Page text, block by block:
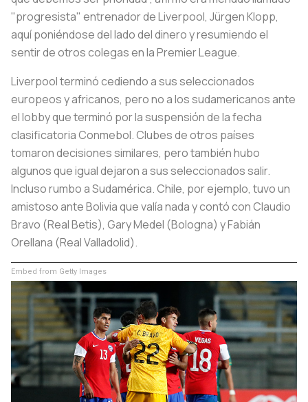
"progresista" entrenador de Liverpool, Jürgen Klopp,
aquí poniéndose del lado del dinero y resumiendo el
sentir de otros colegas en la Premier League.
Liverpool terminó cediendo a sus seleccionados
europeos y africanos, pero no a los sudamericanos ante
el lobby que terminó por la suspensión de la fecha
clasificatoria Conmebol. Clubes de otros países
tomaron decisiones similares, pero también hubo
algunos que igual dejaron a sus seleccionados salir.
Incluso rumbo a Sudamérica. Chile, por ejemplo, tuvo un
amistoso ante Bolivia que valía nada y contó con Claudio
Bravo (Real Betis), Gary Medel (Bologna) y Fabián
Orellana (Real Valladolid).
Embed from Getty Images